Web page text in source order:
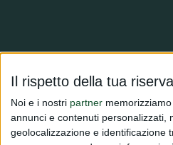
Il rispetto della tua
Noi e i nostri partner
annunci e contenuti personalizzati,
geolocalizzazione e identificazione